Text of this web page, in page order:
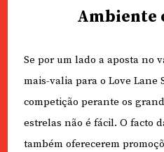
Ambiente
Se por um lado a aposta no
mais-valia para o Love Lane
competição perante os
estrelas não é fácil. O facto
também oferecerem